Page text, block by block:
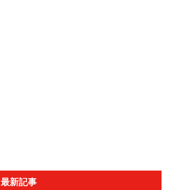
最新記事